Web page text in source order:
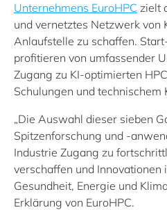
Unternehmens EuroHPC zielt
und vernetztes Netzwerk von
Anlaufstelle zu schaffen.
profitieren von umfassender
Zugang zu KI-optimierten
Schulungen und technischem
„Die Auswahl dieser sieben
Spitzenforschung und -
Industrie Zugang zu
verschaffen und Innovationen
Gesundheit, Energie und
Erklärung von EuroHPC.